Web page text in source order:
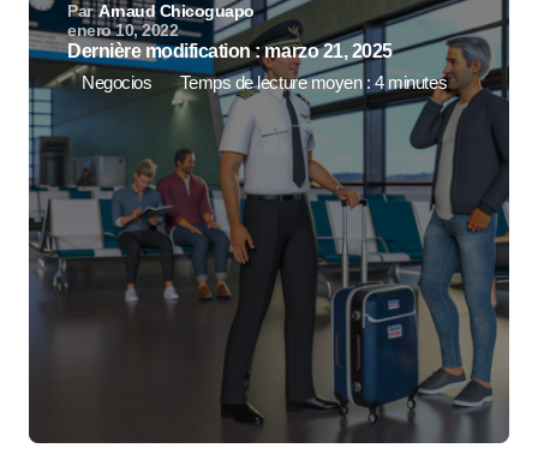
Par Arnaud Chicoguapo
enero 10, 2022
Dernière modification : marzo 21, 2025
Negocios
Temps de lecture moyen : 4 minutes